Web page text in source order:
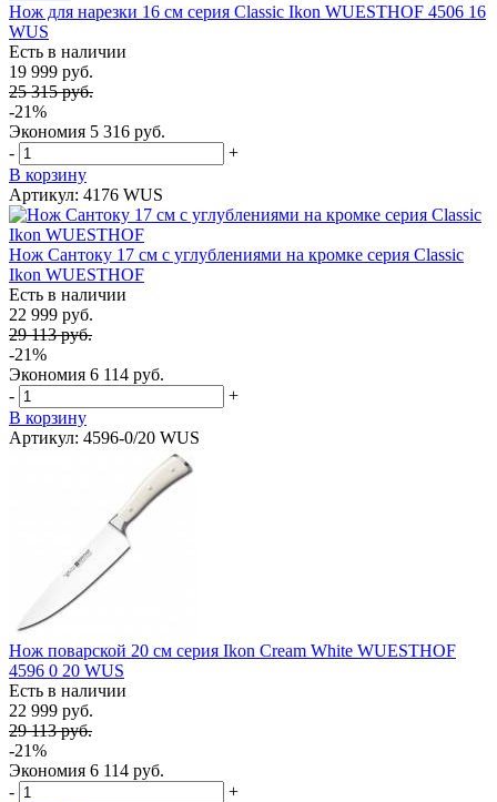
Нож для нарезки 16 см серия Classic Ikon WUESTHOF 4506 16
WUS
Есть в наличии
19 999 руб.
25 315 руб.
-21%
Экономия 5 316 руб.
-
+
В корзину
Артикул: 4176 WUS
Нож Сантоку 17 см с углублениями на кромке серия Classic
Ikon WUESTHOF
Есть в наличии
22 999 руб.
29 113 руб.
-21%
Экономия 6 114 руб.
-
+
В корзину
Артикул: 4596-0/20 WUS
Нож поварской 20 см серия Ikon Cream White WUESTHOF
4596 0 20 WUS
Есть в наличии
22 999 руб.
29 113 руб.
-21%
Экономия 6 114 руб.
-
+